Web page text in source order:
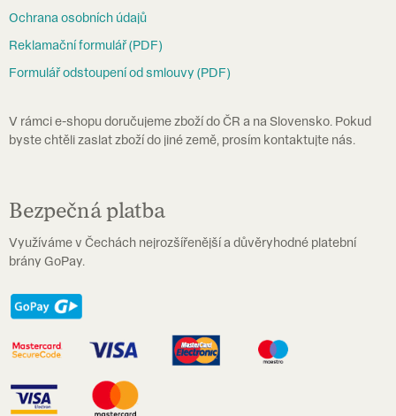
Ochrana osobních údajů
Reklamační formulář (PDF)
Formulář odstoupení od smlouvy (PDF)
V rámci e-shopu doručujeme zboží do ČR a na Slovensko. Pokud
byste chtěli zaslat zboží do jiné země, prosím kontaktujte nás.
Bezpečná platba
Využíváme v Čechách nejrozšířenější a důvěryhodné platební
brány GoPay.